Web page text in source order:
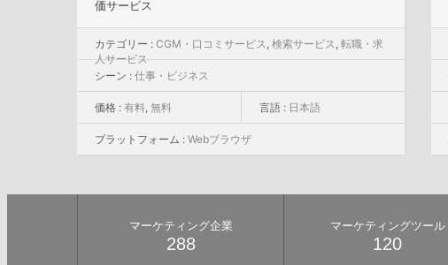
価サービス
カテゴリー : CGM・口コミサービス, 検索サービス, 転職・求
人サービス
シーン : 仕事・ビジネス
価格 : 有料, 無料 言語 : 日本語
プラットフォーム : Webブラウザ
マーケティング企業
288
マーケティングツール
120